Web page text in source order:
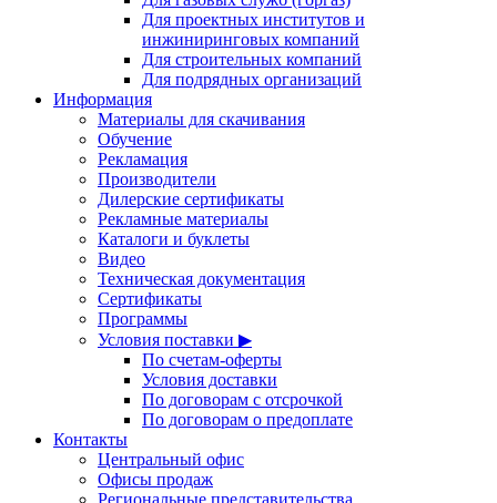
Для проектных институтов и
инжиниринговых компаний
Для строительных компаний
Для подрядных организаций
Информация
Материалы для скачивания
Обучение
Рекламация
Производители
Дилерские сертификаты
Рекламные материалы
Каталоги и буклеты
Видео
Техническая документация
Сертификаты
Программы
Условия поставки ▶
По счетам-оферты
Условия доставки
По договорам с отсрочкой
По договорам о предоплате
Контакты
Центральный офис
Офисы продаж
Региональные представительства